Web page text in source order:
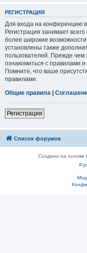
РЕГИСТРАЦИЯ
Для входа на конференцию
Регистрация занимает
более широкие
установлены также
пользователей. Прежде чем
ознакомиться с правилами
Помните, что ваше
правилами.
Общие правила |
Регистрация
Список форумов
Создано на основе